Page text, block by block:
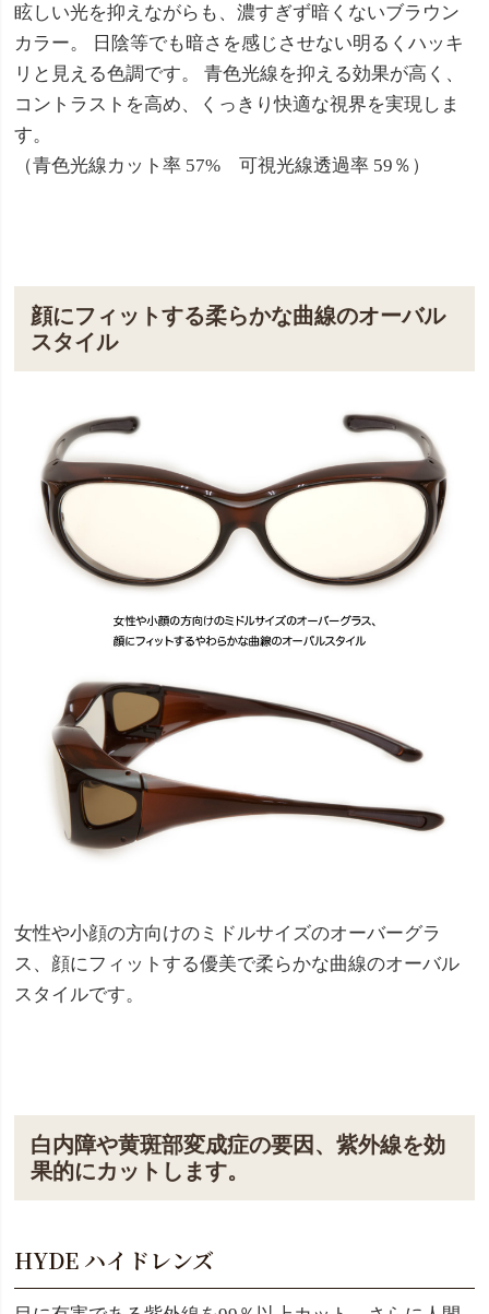
眩しい光を抑えながらも、濃すぎず暗くないブラウン
カラー。 日陰等でも暗さを感じさせない明るくハッキ
リと見える色調です。 青色光線を抑える効果が高く、
コントラストを高め、くっきり快適な視界を実現しま
す。
（青色光線カット率 57% 可視光線透過率 59％）
顔にフィットする柔らかな曲線のオーバル
スタイル
女性や小顔の方向けのミドルサイズのオーバーグラ
ス、顔にフィットする優美で柔らかな曲線のオーバル
スタイルです。
白内障や黄斑部変成症の要因、紫外線を効
果的にカットします。
HYDE ハイドレンズ